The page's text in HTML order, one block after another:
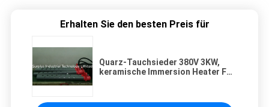
Erhalten Sie den besten Preis für
Quarz-Tauchsieder 380V 3KW,
keramische Immersion Heater For